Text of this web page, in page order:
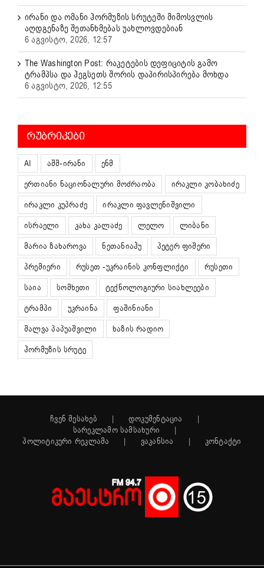
ირანი და ომანი ჰორმუზის სრუტეში მიმოსვლის
აღდგენაზე შეთანხმებას უახლოვდებიან
6 აგვისტო, 2026, 12:57
The Washington Post: რაკეტების დეფიციტის გამო
ტრამპსა და ჰეგსეთს შორის დაპირისპირება მოხდა
6 აგვისტო, 2026, 12:55
ᲠᲣᲑᲠᲘᲙᲔᲑᲘ
AI აშშ-ირანი
ენმ
ერთიანი ნაციონალური მოძრაობა
ირაკლი კობახიძე
ირაკლი კუპრაძე
ირაკლი ფავლენიშვილი
ისრაელი
კახა კალაძე ლელო
ლიბანი
მარია ზახაროვა
ნეთანიაჰუ
პეტერ ფიშერი
პრემიერი
რუსეთ -უკრაინის კონფლიქტი
რუსეთი
საია
სომხეთი
ტექნოლოგიური სიახლეები
ტრამპი
უკრაინა
ფაშინიანი
შალვა პაპუაშვილი
ხაზის რადიო
ჰორმუზის სრუტე
ჩვენ შესახებ
დოკუმენტაცია
სარეკლამო სამსახური
პოლიტიკური რეკლამა
ვაკანსია კონტაქტი